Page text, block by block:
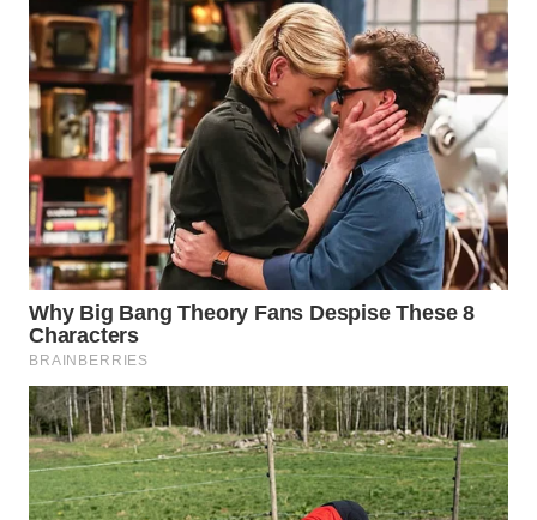
WN
MAJALENGKA
WN
SUBANG
WN
SUKABUMI
WN
PURWAKARTA
WN
PRIANGAN
TIMUR
WN
SEMARANG